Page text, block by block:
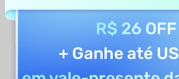
R$ 26 OFF
+ Ganhe até